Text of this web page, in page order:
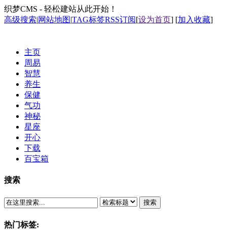
织梦CMS - 轻松建站从此开始！
高级搜索|网站地图|TAG标签RSS订阅[设为首页] [加入收藏]
主页
周易
智慧
养生
保健
气功
神秘
星座
开心
下载
百宝箱
搜索
搜索
热门标签: